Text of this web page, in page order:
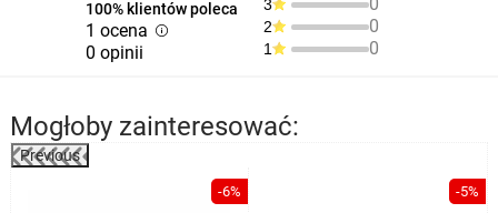
100% klientów poleca
1 ocena
0 opinii
3
2 0
1 0
Mogłoby zainteresować:
Previous
-6% -5%